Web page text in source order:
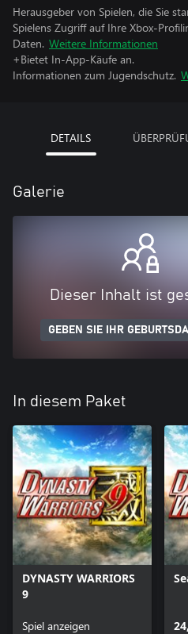
Herausgeber von Spielen, die Sie
Spielens Zugriff auf Ihre Xbox-
Daten. Weitere Informationen
+Bietet In-App-Käufe an.
Informationen zum Jugendschutz.
DETAILS
Galerie
Dieser Inhalt ist
GEBEN SIE IHR
In diesem Paket
DYNASTY WARRIORS
9
Spiel anzeigen